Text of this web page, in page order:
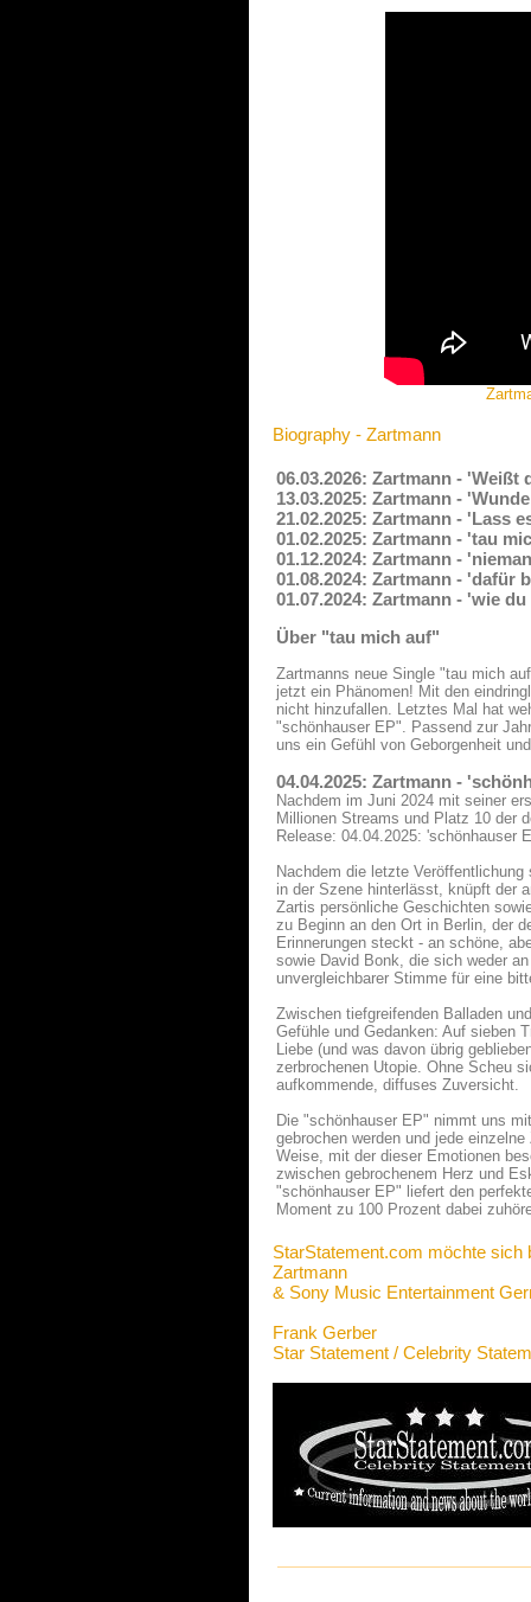
Biography - Zartmann
06.03.2026: Zartmann -
13.03.2025: Zartmann -
21.02.2025: Zartmann - 'Lass
01.02.2025: Zartmann - 'tau
01.12.2024: Zartmann -
01.08.2024: Zartmann - 'dafür
01.07.2024: Zartmann - 'wie
Über "tau mich auf"
Zartmanns neue Single "tau mich
jetzt ein Phänomen! Mit den
nicht hinzufallen. Letztes Mal hat
"schönhauser EP". Passend zur
uns ein Gefühl von Geborgenheit
04.04.2025: Zartmann -
Nachdem im Juni 2024 mit seiner
Millionen Streams und Platz 10 der
Release: 04.04.2025: 'schönhauser
Nachdem die letzte
in der Szene hinterlässt, knüpft der
Zartis persönliche Geschichten
zu Beginn an den Ort in Berlin, der
Erinnerungen steckt - an schöne,
sowie David Bonk, die sich weder
unvergleichbarer Stimme für eine
Zwischen tiefgreifenden Balladen
Gefühle und Gedanken: Auf sieben
Liebe (und was davon übrig
zerbrochenen Utopie. Ohne Scheu
aufkommende, diffuses Zuversicht.
Die "schönhauser EP" nimmt uns
gebrochen werden und jede
Weise, mit der dieser Emotionen
zwischen gebrochenem Herz und
"schönhauser EP" liefert den
Moment zu 100 Prozent dabei
StarStatement.com möchte sich
Zartmann
& Sony Music Entertainment
Frank Gerber
Star Statement / Celebrity